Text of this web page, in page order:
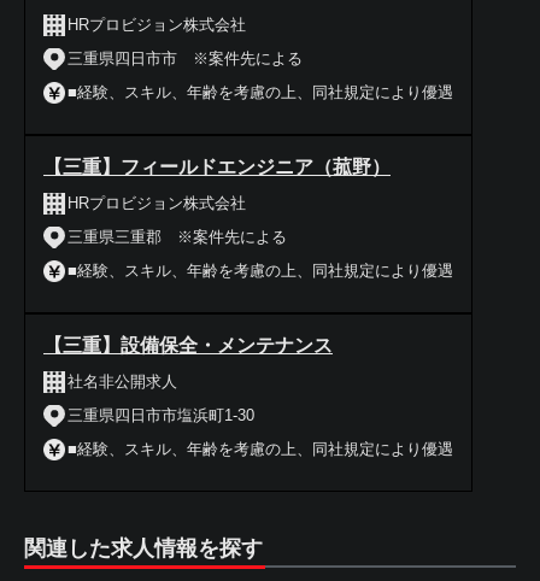
HRプロビジョン株式会社
三重県四日市市 ※案件先による
■経験、スキル、年齢を考慮の上、同社規定により優遇
【三重】フィールドエンジニア（菰野）
HRプロビジョン株式会社
三重県三重郡 ※案件先による
■経験、スキル、年齢を考慮の上、同社規定により優遇
【三重】設備保全・メンテナンス
社名非公開求人
三重県四日市市塩浜町1-30
■経験、スキル、年齢を考慮の上、同社規定により優遇
関連した求人情報を探す